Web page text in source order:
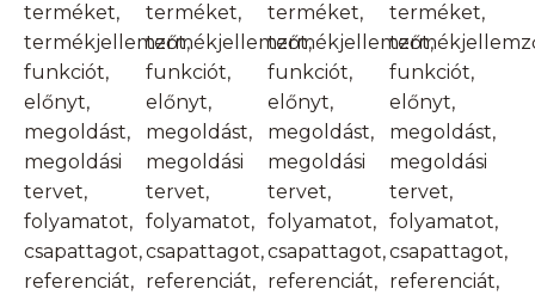
terméket,
termékjellemzőt,
funkciót,
előnyt,
megoldást,
megoldási
tervet,
folyamatot,
csapattagot,
referenciát,
terméket,
termékjellemzőt,
funkciót,
előnyt,
megoldást,
megoldási
tervet,
folyamatot,
csapattagot,
referenciát,
terméket,
termékjellemzőt,
funkciót,
előnyt,
megoldást,
megoldási
tervet,
folyamatot,
csapattagot,
referenciát,
terméket,
funkciót,
előnyt,
megoldást,
megoldási
tervet,
folyamatot,
csapattagot,
referenciát,